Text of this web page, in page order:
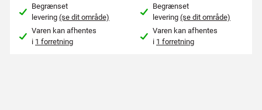
Begrænset
levering(se dit område)
Varen kan afhentes
i 1 forretning
Begrænset
levering(se dit område)
Varen kan afhentes
i 1 forretning